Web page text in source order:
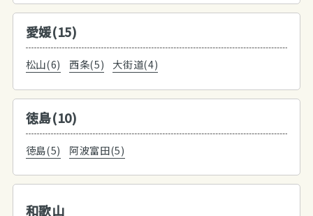
愛媛(15)
松山(6) 西条(5) 大街道(4)
徳島(10)
徳島(5) 阿波富田(5)
和歌山